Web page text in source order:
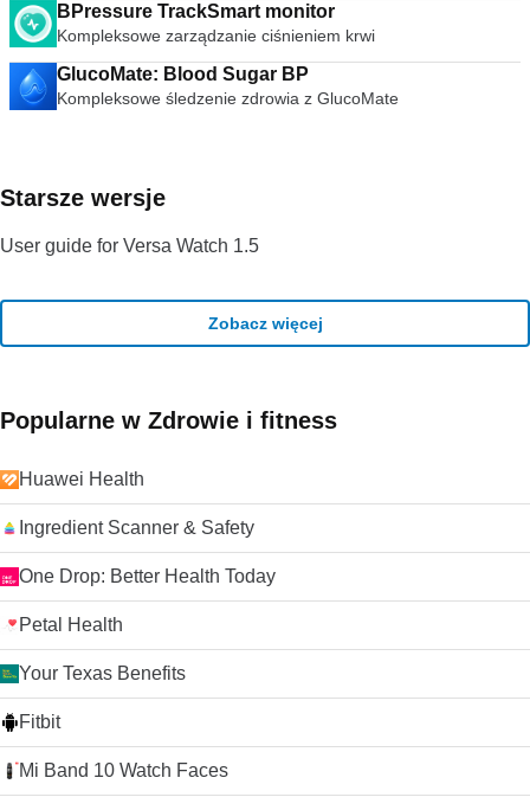
BPressure TrackSmart monitor
Kompleksowe zarządzanie ciśnieniem krwi
GlucoMate: Blood Sugar BP
Kompleksowe śledzenie zdrowia z GlucoMate
Starsze wersje
User guide for Versa Watch 1.5
Zobacz więcej
Popularne w Zdrowie i fitness
Huawei Health
Ingredient Scanner & Safety
One Drop: Better Health Today
Petal Health
Your Texas Benefits
Fitbit
Mi Band 10 Watch Faces